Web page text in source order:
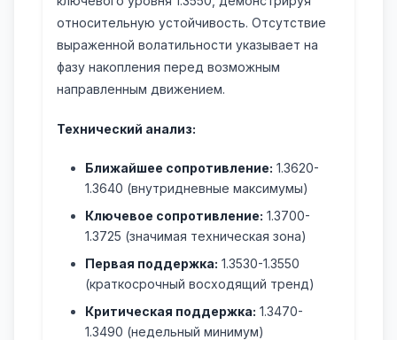
относительную устойчивость. Отсутствие
выраженной волатильности указывает на
фазу накопления перед возможным
направленным движением.
Технический анализ:
Ближайшее сопротивление: 1.3620-
1.3640 (внутридневные максимумы)
Ключевое сопротивление: 1.3700-
1.3725 (значимая техническая зона)
Первая поддержка: 1.3530-1.3550
(краткосрочный восходящий тренд)
Критическая поддержка: 1.3470-
1.3490 (недельный минимум)